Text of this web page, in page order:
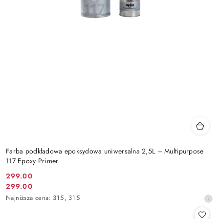
Farba podkładowa epoksydowa uniwersalna 2,5L – Multipurpose
117 Epoxy Primer
Cena
promocyjna:
299.00
Cena
promocyjna:
299.00
Najniższa
Najniższa cena: 315, 315